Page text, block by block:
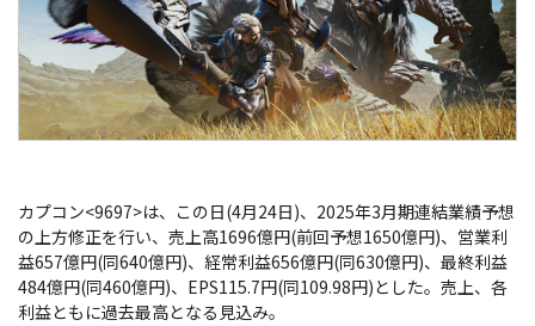
カプコン<9697>は、この日(4月24日)、2025年3月期連結業績予想
の上方修正を行い、売上高1696億円(前回予想1650億円)、営業利
益657億円(同640億円)、経常利益656億円(同630億円)、最終利益
484億円(同460億円)、EPS115.7円(同109.98円)とした。売上、各
利益ともに過去最高となる見込み。